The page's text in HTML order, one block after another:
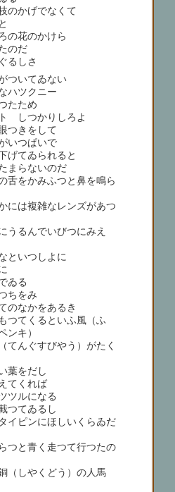
のかげでなくて
の花のかけら
のだ
るしさ
ついてゐない
ハツクニー
たため
しつかりしろよ
きをして
つぱいで
てゐられると
らないのだ
をかみふつと鼻を鳴ら
には複雑なレンズがあつ
うるんでいびつにみえ
といつしよに
ゐる
ちをみ
のなかをあるき
つてくるといふ風（ふ
キ）
てんぐすびやう）がたく
葉をだし
てくれば
ツルになる
つてゐるし
イピンにほしいくらゐだ
つと青く走つて行つたの
（しやくどう）の人馬